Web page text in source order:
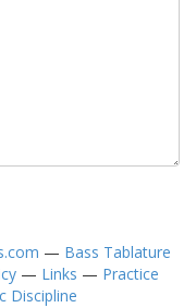
— Bass Tablature
— Links — Practice
Discipline